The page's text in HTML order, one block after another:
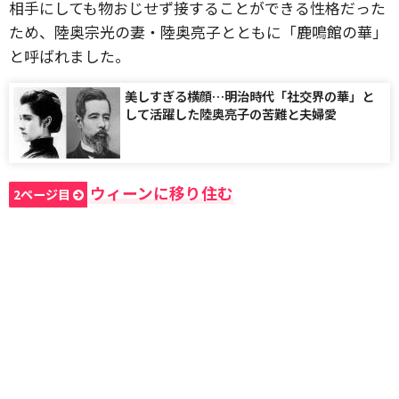
相手にしても物おじせず接することができる性格だった
ため、陸奥宗光の妻・陸奥亮子とともに「鹿鳴館の華」
と呼ばれました。
美しすぎる横顔…明治時代「社交界の華」と
して活躍した陸奥亮子の苦難と夫婦愛
2ページ目 ウィーンに移り住む